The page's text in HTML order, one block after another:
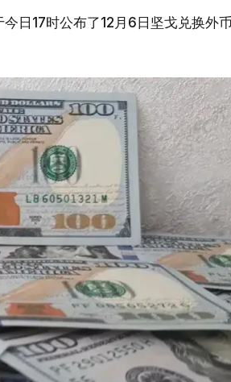
日17时公布了12月6日坚戈兑换外